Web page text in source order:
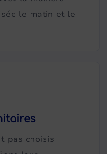
le matin et le
pas choisis